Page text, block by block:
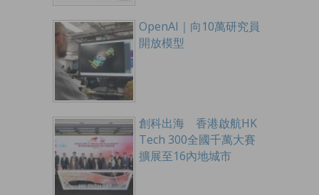
OpenAI｜向10萬研究員
開放模型
創科出海 香港啟航HK
Tech 300全國千萬大賽
擴展至16內地城市